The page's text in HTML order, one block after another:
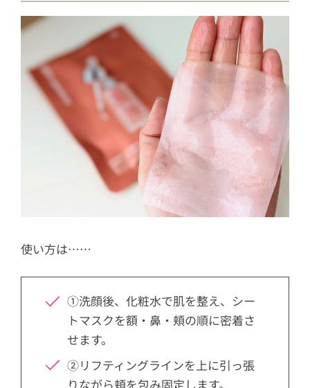
使い方は……
①洗顔後、化粧水で肌を整え、シー
トマスクを額・鼻・頬の順に密着さ
せます。
②リフティングラインを上に引っ張
りながら頬を包み固定します。